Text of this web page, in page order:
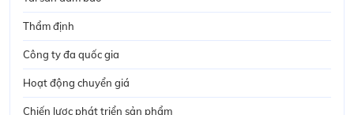
Thẩm định
Công ty đa quốc gia
Hoạt động chuyển giá
Chiến lược phát triển sản phẩm